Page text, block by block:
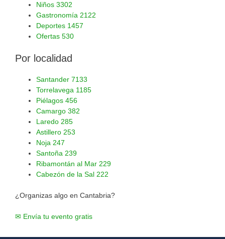
Niños 3302
Gastronomía 2122
Deportes 1457
Ofertas 530
Por localidad
Santander 7133
Torrelavega 1185
Piélagos 456
Camargo 382
Laredo 285
Astillero 253
Noja 247
Santoña 239
Ribamontán al Mar 229
Cabezón de la Sal 222
¿Organizas algo en Cantabria?
✉ Envía tu evento gratis